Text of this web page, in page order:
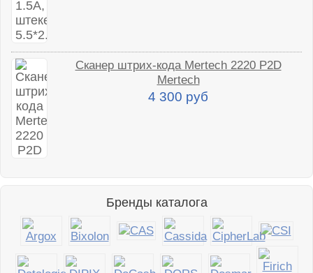
Сканер штрих-кода Mertech 2220 P2D
Mertech
4 300 руб
Бренды каталога